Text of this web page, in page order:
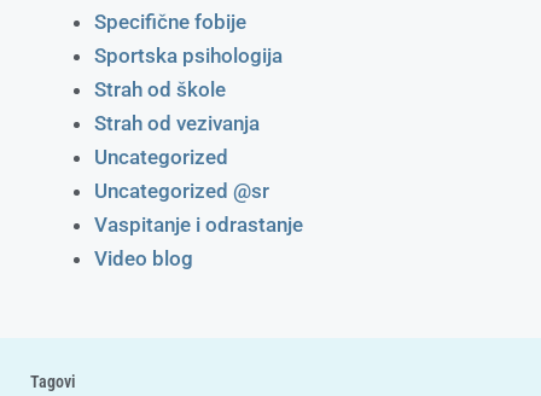
Specifične fobije
Sportska psihologija
Strah od škole
Strah od vezivanja
Uncategorized
Uncategorized @sr
Vaspitanje i odrastanje
Video blog
Tagovi